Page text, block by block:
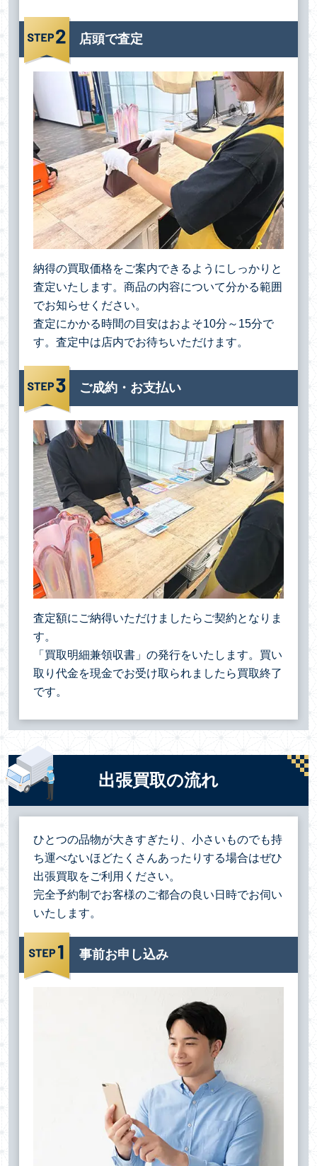
店頭で査定
納得の買取価格をご案内できるようにしっかりと
査定いたします。商品の内容について分かる範囲
でお知らせください。
査定にかかる時間の目安はおよそ10分～15分で
す。査定中は店内でお待ちいただけます。
ご成約・お支払い
査定額にご納得いただけましたらご契約となりま
す。
「買取明細兼領収書」の発行をいたします。買い
取り代金を現金でお受け取られましたら買取終了
です。
出張買取の流れ
ひとつの品物が大きすぎたり、小さいものでも持
ち運べないほどたくさんあったりする場合はぜひ
出張買取をご利用ください。
完全予約制でお客様のご都合の良い日時でお伺い
いたします。
事前お申し込み